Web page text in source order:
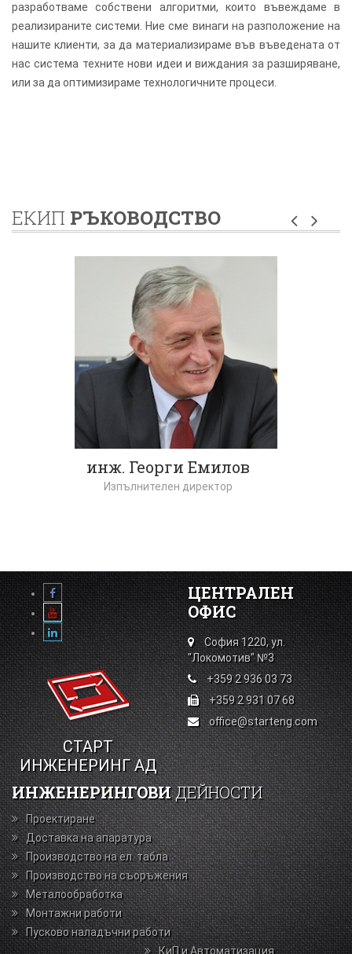
разработваме собствени алгоритми, които въвеждаме в
реализираните системи. Ние сме винаги на разположение на
нашите клиенти, за да материализираме във въведената от
нас система техните нови идеи и виждания за разширяване,
или за да оптимизираме технологичните процеси.
ЕКИП РЪКОВОДСТВО
инж. Георги Емилов
Изпълнителен директор
СТАРТ
ИНЖЕНЕРИНГ АД
ЦЕНТРАЛЕН
ОФИС
София 1220, ул.
"Локомотив" №3
+359 2 936 03 73
+359 2 931 07 68
office@starteng.com
ИНЖЕНЕРИНГОВИДЕЙНОСТИ
Проектиране
Доставка на апаратура
Производство на ел. табла
Производство на съоръжения
Металообработка
Монтажни работи
Пусково наладъчни работи
КиП и Автоматизация